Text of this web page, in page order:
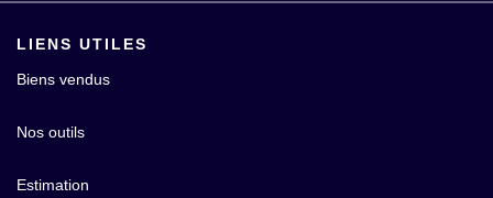
LIENS UTILES
Biens vendus
Nos outils
Estimation